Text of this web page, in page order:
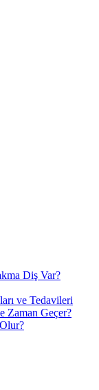
Diş Var?
ve Tedavileri
Zaman Geçer?